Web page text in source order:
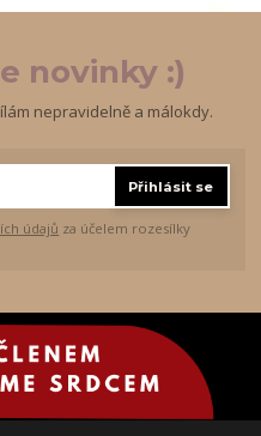
novinky :)
nepravidelně a málokdy.
Přihlásit se
údajů za účelem rozesílky